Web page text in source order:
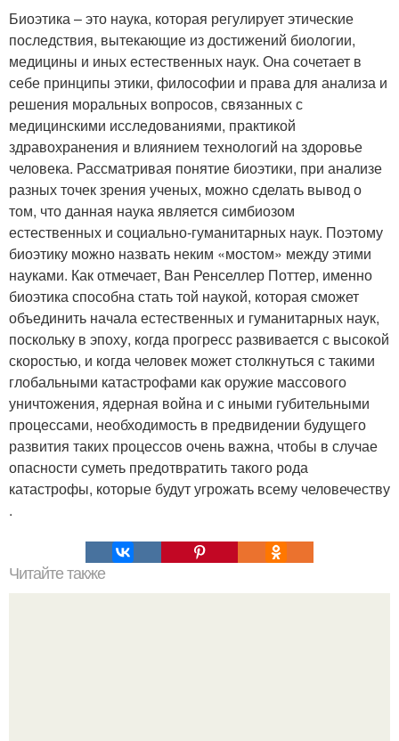
Биоэтика – это наука, которая регулирует этические
последствия, вытекающие из достижений биологии,
медицины и иных естественных наук. Она сочетает в
себе принципы этики, философии и права для анализа и
решения моральных вопросов, связанных с
медицинскими исследованиями, практикой
здравохранения и влиянием технологий на здоровье
человека. Рассматривая понятие биоэтики, при анализе
разных точек зрения ученых, можно сделать вывод о
том, что данная наука является симбиозом
естественных и социально-гуманитарных наук. Поэтому
биоэтику можно назвать неким «мостом» между этими
науками. Как отмечает, Ван Ренселлер Поттер, именно
биоэтика способна стать той наукой, которая сможет
объединить начала естественных и гуманитарных наук,
поскольку в эпоху, когда прогресс развивается с высокой
скоростью, и когда человек может столкнуться с такими
глобальными катастрофами как оружие массового
уничтожения, ядерная война и с иными губительными
процессами, необходимость в предвидении будущего
развития таких процессов очень важна, чтобы в случае
опасности суметь предотвратить такого рода
катастрофы, которые будут угрожать всему человечеству
.
Читайте также